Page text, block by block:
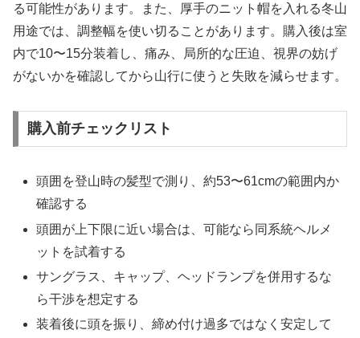
る可能性があります。また、厚手のニット帽を入れる冬山
用途では、調整幅を使い切ることがあります。購入後は室
内で10〜15分装着し、痛み、局所的な圧迫、視界の妨げ
がないかを確認してから山行に使うと失敗を減らせます。
購入前チェックリスト
頭囲を登山時の髪型で測り、約53〜61cmの範囲内か
確認する
頭囲が上下限に近い場合は、可能なら同系統ヘルメ
ットを試着する
サングラス、キャップ、ヘッドランプを併用するな
ら干渉を想定する
装着後に頭を振り、締め付け過多ではなく安定して